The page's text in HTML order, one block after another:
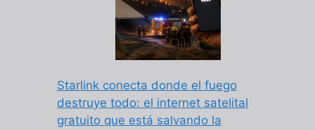
Starlink conecta donde el fuego
destruye todo: el internet satelital
gratuito que está salvando la